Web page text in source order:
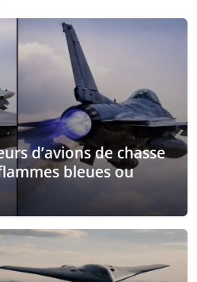
d’avions de chasse
bleues ou